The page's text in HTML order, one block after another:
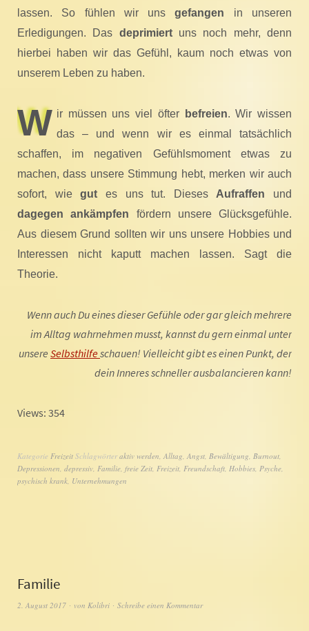
lassen. So fühlen wir unsgefangen in unseren
Erledigungen. Das deprimiertuns noch mehr, denn
hierbei haben wir das Gefühl, kaum noch etwas von
unserem Leben zu haben.
W ir müssen uns viel öfter befreien. Wir wissen
das – und wenn wir es einmal tatsächlich
schaffen, im negativen Gefühlsmoment etwas zu
machen, dass unsere Stimmung hebt, merken wir auch
sofort, wiegut es uns tut. DiesesAufraffen und
dagegen ankämpfen fördern unsere Glücksgefühle.
Aus diesem Grund sollten wir uns unsere Hobbies und
Interessen nicht kaputt machen lassen. Sagt die
Theorie.
Wenn auch Du eines dieser Gefühle oder gar gleich mehrere
im Alltag wahrnehmen musst, kannst du gern einmal unter
unsere Selbsthilfeschauen! Vielleicht gibt es einen Punkt, der
dein Inneres schneller ausbalancieren kann!
Views: 354
Kategorie Freizeit Schlagwörteraktiv werden, Alltag, Angst, Bewältigung, Burnout,
Depressionen, depressiv, Familie, freie Zeit, Freizeit, Freundschaft, Hobbies, Psyche,
psychisch krank, Unternehmungen
Familie
2. August 2017 von Kolibri Schreibe einen Kommentar